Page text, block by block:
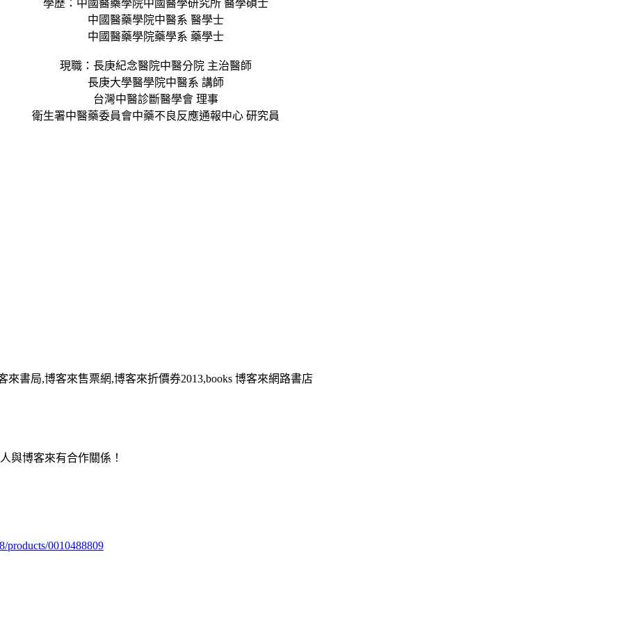
學歷：中國醫藥學院中國醫學研究所 醫學碩士
中國醫藥學院中醫系 醫學士
中國醫藥學院藥學系 藥學士
現職：長庚紀念醫院中醫分院 主治醫師
長庚大學醫學院中醫系 講師
台灣中醫診斷醫學會 理事
衛生署中醫藥委員會中藥不良反應通報中心 研究員
書局,博客來售票網,博客來折價券2013,books 博客來網路書店
與博客來有合作關係！
products/0010488809